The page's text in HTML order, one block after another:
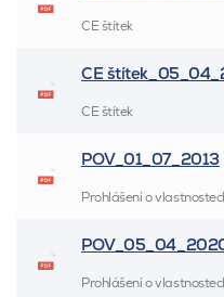
CE štítek
CE
CE štítek
POV_01_07_2013
Prohlášení o
Prohlášení o